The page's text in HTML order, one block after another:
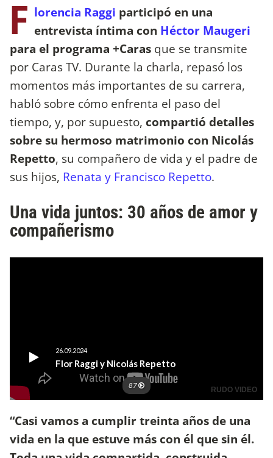
F lorencia Raggi participó en una
entrevista íntima con Héctor Maugeri
para el programa +Caras que se transmite
por Caras TV. Durante la charla, repasó los
momentos más importantes de su carrera,
habló sobre cómo enfrenta el paso del
tiempo, y, por supuesto, compartió detalles
sobre su hermoso matrimonio con Nicolás
Repetto, su compañero de vida y el padre de
sus hijos, Renata y Francisco Repetto.
Una vida juntos: 30 años de amor y
compañerismo
“Casi vamos a cumplir treinta años de una
vida en la que estuve más con él que sin él.